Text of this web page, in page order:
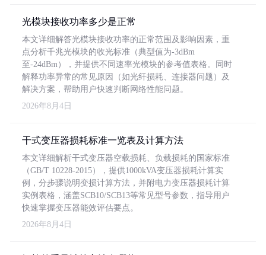
光模块接收功率多少是正常
本文详细解答光模块接收功率的正常范围及影响因素，重
点分析千兆光模块的收光标准（典型值为-3dBm
至-24dBm），并提供不同速率光模块的参考值表格。同时
解释功率异常的常见原因（如光纤损耗、连接器问题）及
解决方案，帮助用户快速判断网络性能问题。
2026年8月4日
干式变压器损耗标准一览表及计算方法
本文详细解析干式变压器空载损耗、负载损耗的国家标准
（GB/T 10228-2015），提供1000kVA变压器损耗计算实
例，分步骤说明变损计算方法，并附电力变压器损耗计算
实例表格，涵盖SCB10/SCB13等常见型号参数，指导用户
快速掌握变压器能效评估要点。
2026年8月4日